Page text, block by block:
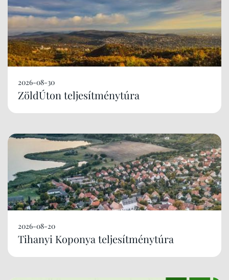
2026-08-30
ZöldÚton teljesítménytúra
2026-08-20
Tihanyi Koponya teljesítménytúra